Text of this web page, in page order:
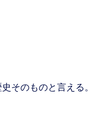
そのものと言える。